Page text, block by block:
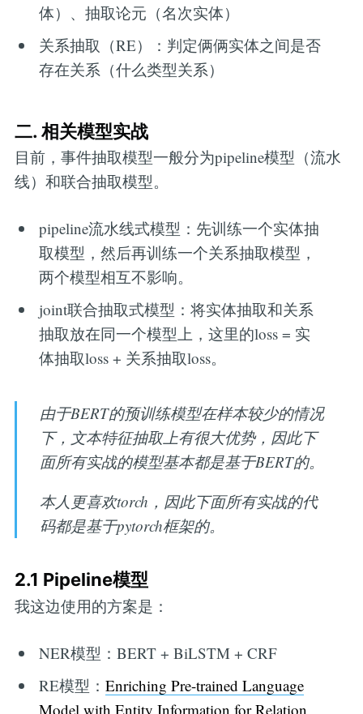
体）、抽取论元（名次实体）
关系抽取（RE）：判定俩俩实体之间是否
存在关系（什么类型关系）
二. 相关模型实战
目前，事件抽取模型一般分为pipeline模型（流水
线）和联合抽取模型。
pipeline流水线式模型：先训练一个实体抽
取模型，然后再训练一个关系抽取模型，
两个模型相互不影响。
joint联合抽取式模型：将实体抽取和关系
抽取放在同一个模型上，这里的loss = 实
体抽取loss + 关系抽取loss。
由于BERT的预训练模型在样本较少的情况
下，文本特征抽取上有很大优势，因此下
面所有实战的模型基本都是基于BERT的。
本人更喜欢torch，因此下面所有实战的代
码都是基于pytorch框架的。
2.1 Pipeline模型
我这边使用的方案是：
NER模型：BERT + BiLSTM + CRF
RE模型：Enriching Pre-trained Language
Model with Entity Information for Relation